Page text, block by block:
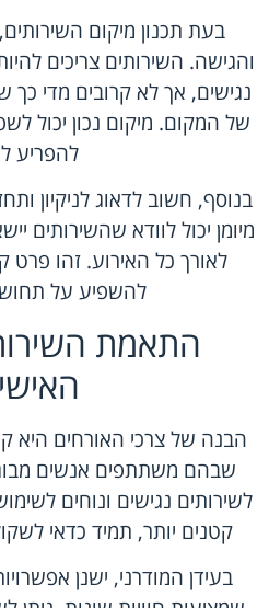
בעת תכנון מיקום
והגישה. השירותים צריכים
נגישים, אך לא קרובים מדי
של המקום. מיקום נכון יכול
להפריע
בנוסף, חשוב לדאוג לניקיון
מיומן יכול לוודא שהשירותים
לאורך כל האירוע. זהו פרט
להשפיע על
התאמת
הבנה של צרכי האורחים היא
שבהם משתתפים אנשים
לשירותים נגישים ונוחים
קטנים יותר, תמיד כדאי
בעידן המודרני, ישנן